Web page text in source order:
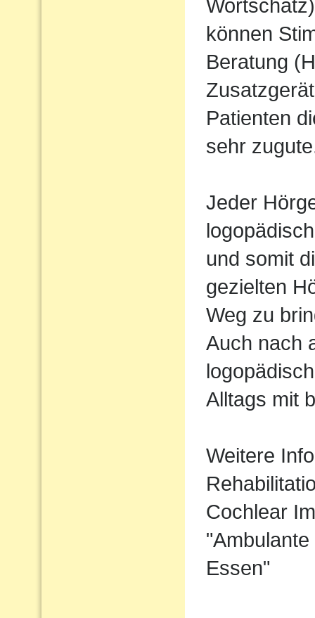
können
Beratung
Patienten
sehr
Jeder
und somit
gezielten
Weg zu
Auch nach
Alltags mit
Weitere
Cochlear
Essen"